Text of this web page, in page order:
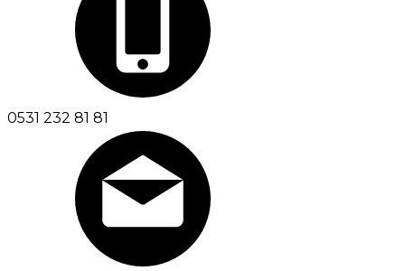
0531 232 81 81